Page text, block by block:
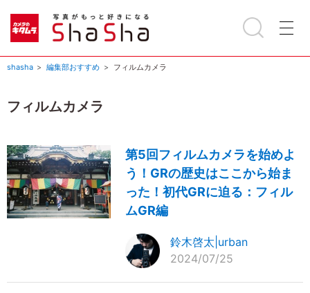
shasha 編集部おすすめ フィルムカメラ
フィルムカメラ
第5回フィルムカメラを始めよ
う！GRの歴史はここから始ま
った！初代GRに迫る：フィル
ムGR編
鈴木啓太|urban
2024/07/25